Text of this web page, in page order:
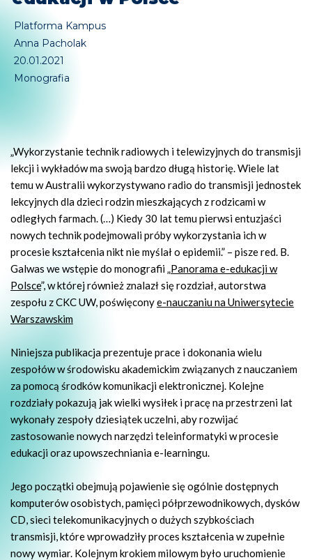
Platforma Kampus
Anna Pacholak
20.01.2021
Monografia
„Wykorzystanie technik radiowych i telewizyjnych do transmisji
lekcji i wykładów ma swoją bardzo długą historię. Wiele lat
temu w Australii wykorzystywano radio do transmisji jednostek
lekcyjnych dla dzieci rodzin mieszkających z rodzicami w
odległych farmach. (…) Kiedy 30 lat temu pierwsi entuzjaści
nowych technik podejmowali próby wykorzystania ich w
procesie kształcenia nikt nie myślał o epidemii.” – pisze red. B.
Galwas we wstępie do monografii „Panorama e-edukacji w
Polsce”, w której również znalazł się rozdział, autorstwa
zespołu z CKC UW, poświęconye-nauczaniu na Uniwersytecie
Warszawskim
Niniejsza publikacja prezentuje prace i dokonania wielu
zespołów w środowisku akademickim związanych z nauczaniem
za pomocą środków komunikacji elektronicznej. Kolejne
rozdziały pokazują jak wielki wysiłek i pracę na przestrzeni lat
wykonały zespoły dziesiątek uczelni, aby rozwijać
zastosowanie nowych narzędzi teleinformatyki w procesie
edukacji oraz upowszechniania e-learningu.
Jego początki obejmują pojawienie się ogólnie dostępnych
komputerów osobistych, pamięci półprzewodnikowych, dysków
CD, sieci telekomunikacyjnych o dużych szybkościach
transmisji, które wprowadziły proces kształcenia w zupełnie
nowy wymiar. Kolejnym krokiem milowym było uruchomienie